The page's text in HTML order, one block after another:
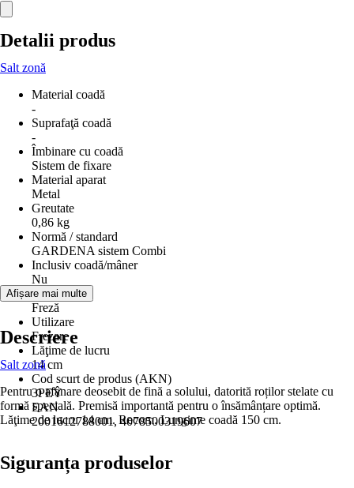
Detalii produs
Salt zonă
Material coadă
-
Suprafaţă coadă
-
Îmbinare cu coadă
Sistem de fixare
Material aparat
Metal
Greutate
0,86 kg
Normă / standard
GARDENA sistem Combi
Inclusiv coadă/mâner
Nu
Tip produs
Freză
Utilizare
Frezare
Lăţime de lucru
14 cm
Cod scurt de produs (AKN)
3PEY
EAN
2001612788001, 4078500319607
Afișare mai multe
Descriere
Salt zonă
Pentru o afânare deosebit de fină a solului, datorită roților stelate cu
formă specială. Premisă importantă pentru o însămânțare optimă.
Lăţime de lucru 14 cm. Recom. Lungime coadă 150 cm.
Siguranța produselor